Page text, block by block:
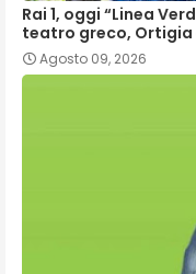
Rai 1, oggi “Linea
teatro greco, Ortigia
Agosto 09, 2026